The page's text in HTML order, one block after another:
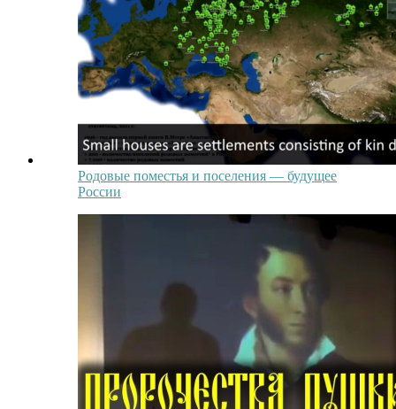
Родовые поместья и поселения — будущее
России